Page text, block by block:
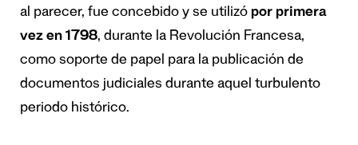
al parecer, fue concebido y se utilizó por primera
vez en 1798, durante la Revolución Francesa,
como soporte de papel para la publicación de
documentos judiciales durante aquel turbulento
periodo histórico.